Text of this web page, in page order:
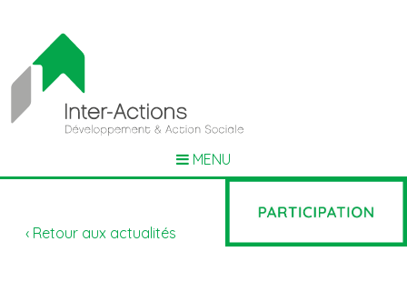
MENU
‹ Retour aux actualités